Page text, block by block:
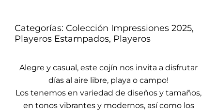
Categorías: Colección Impressiones 2025,
Playeros Estampados, Playeros
Alegre y casual, este cojín nos invita a disfrutar
días al aire libre, playa o campo!
Los tenemos en variedad de diseños y tamaños,
en tonos vibrantes y modernos, así como los